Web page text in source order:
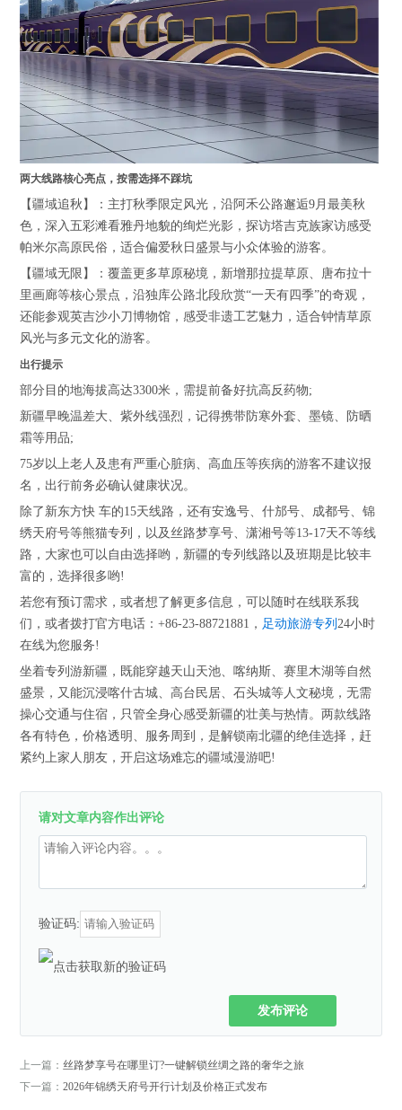
两大线路核心亮点，按需选择不踩坑
【疆域追秋】：主打秋季限定风光，沿阿禾公路邂逅9月最美秋
色，深入五彩滩看雅丹地貌的绚烂光影，探访塔吉克族家访感受
帕米尔高原民俗，适合偏爱秋日盛景与小众体验的游客。
【疆域无限】：覆盖更多草原秘境，新增那拉提草原、唐布拉十
里画廊等核心景点，沿独库公路北段欣赏“一天有四季”的奇观，
还能参观英吉沙小刀博物馆，感受非遗工艺魅力，适合钟情草原
风光与多元文化的游客。
出行提示
部分目的地海拔高达3300米，需提前备好抗高反药物;
新疆早晚温差大、紫外线强烈，记得携带防寒外套、墨镜、防晒
霜等用品;
75岁以上老人及患有严重心脏病、高血压等疾病的游客不建议报
名，出行前务必确认健康状况。
除了新东方快 车的15天线路，还有安逸号、什邡号、成都号、锦
绣天府号等熊猫专列，以及丝路梦享号、潇湘号等13-17天不等线
路，大家也可以自由选择哟，新疆的专列线路以及班期是比较丰
富的，选择很多哟!
若您有预订需求，或者想了解更多信息，可以随时在线联系我
们，或者拨打官方电话：+86-23-88721881， 足动旅游专列24小时
在线为您服务!
坐着专列游新疆，既能穿越天山天池、喀纳斯、赛里木湖等自然
盛景，又能沉浸喀什古城、高台民居、石头城等人文秘境，无需
操心交通与住宿，只管全身心感受新疆的壮美与热情。两款线路
各有特色，价格透明、服务周到，是解锁南北疆的绝佳选择，赶
紧约上家人朋友，开启这场难忘的疆域漫游吧!
请对文章内容作出评论
验证码:
发布评论
上一篇：丝路梦享号在哪里订?一键解锁丝绸之路的奢华之旅
下一篇：2026年锦绣天府号开行计划及价格正式发布